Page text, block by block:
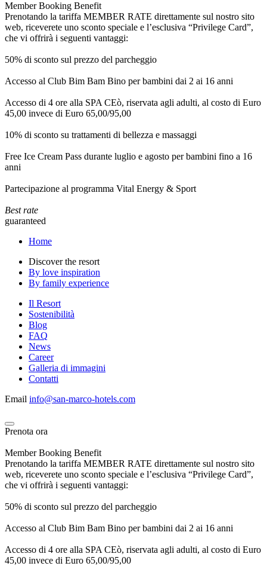
Member Booking Benefit
Prenotando la tariffa MEMBER RATE direttamente sul nostro sito
web, riceverete uno sconto speciale e l’esclusiva “Privilege Card”,
che vi offrirà i seguenti vantaggi:
50% di sconto sul prezzo del parcheggio
Accesso al Club Bim Bam Bino per bambini dai 2 ai 16 anni
Accesso di 4 ore alla SPA CEò, riservata agli adulti, al costo di Euro
45,00 invece di Euro 65,00/95,00
10% di sconto su trattamenti di bellezza e massaggi
Free Ice Cream Pass durante luglio e agosto per bambini fino a 16
anni
Partecipazione al programma Vital Energy & Sport
Best rate
guaranteed
Home
Discover the resort
By love inspiration
By family experience
Il Resort
Sostenibilità
Blog
FAQ
News
Career
Galleria di immagini
Contatti
Email info@san-marco-hotels.com
Prenota ora
Member Booking Benefit
Prenotando la tariffa MEMBER RATE direttamente sul nostro sito
web, riceverete uno sconto speciale e l’esclusiva “Privilege Card”,
che vi offrirà i seguenti vantaggi:
50% di sconto sul prezzo del parcheggio
Accesso al Club Bim Bam Bino per bambini dai 2 ai 16 anni
Accesso di 4 ore alla SPA CEò, riservata agli adulti, al costo di Euro
45,00 invece di Euro 65,00/95,00